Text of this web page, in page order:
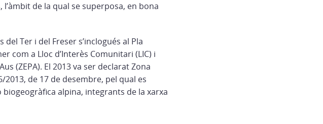
l’àmbit de la qual se superposa, en bona
Ter i del Freser s’inclogués al Pla
com a Lloc d’Interès Comunitari (LIC) i
(ZEPA). El 2013 va ser declarat Zona
2013, de 17 de desembre, pel qual es
alpina, integrants de la xarxa